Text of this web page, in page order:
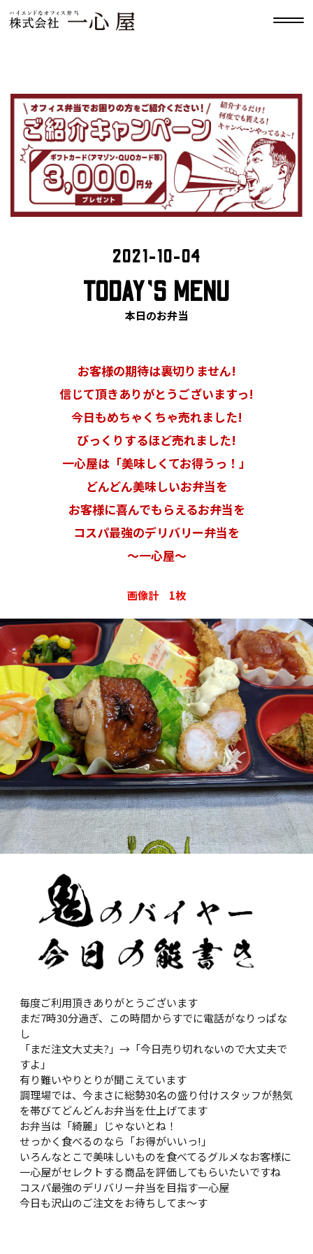
2021-10-04
TODAY’S MENU
本日のお弁当
お客様の期待は裏切りません!
信じて頂きありがとうございますっ!
今日もめちゃくちゃ売れました!
びっくりするほど売れました!
一心屋は「美味しくてお得うっ！」
どんどん美味しいお弁当を
お客様に喜んでもらえるお弁当を
コスパ最強のデリバリー弁当を
〜一心屋〜
画像計 1枚
毎度ご利用頂きありがとうございます
まだ7時30分過ぎ、この時間からすでに電話がなりっぱな
し
「まだ注文大丈夫?」→「今日売り切れないので大丈夫で
すよ」
有り難いやりとりが聞こえています
調理場では、今まさに総勢30名の盛り付けスタッフが熱気
を帯びてどんどんお弁当を仕上げてます
お弁当は「綺麗」じゃないとね！
せっかく食べるのなら「お得がいいっ!」
いろんなとこで美味しいものを食べてるグルメなお客様に
一心屋がセレクトする商品を評価してもらいたいですね
コスパ最強のデリバリー弁当を目指す一心屋
今日も沢山のご注文をお待ちしてま〜す